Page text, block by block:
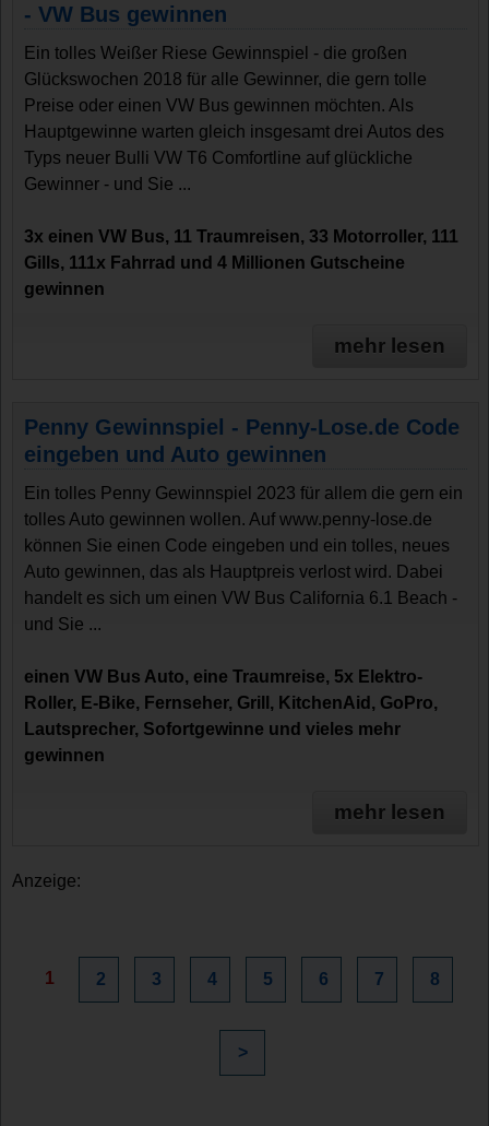
- VW Bus gewinnen
Ein tolles Weißer Riese Gewinnspiel - die großen
Glückswochen 2018 für alle Gewinner, die gern tolle
Preise oder einen VW Bus gewinnen möchten. Als
Hauptgewinne warten gleich insgesamt drei Autos des
Typs neuer Bulli VW T6 Comfortline auf glückliche
Gewinner - und Sie ...
3x einen VW Bus, 11 Traumreisen, 33 Motorroller, 111
Gills, 111x Fahrrad und 4 Millionen Gutscheine
gewinnen
mehr lesen
Penny Gewinnspiel - Penny-Lose.de Code
eingeben und Auto gewinnen
Ein tolles Penny Gewinnspiel 2023 für allem die gern ein
tolles Auto gewinnen wollen. Auf www.penny-lose.de
können Sie einen Code eingeben und ein tolles, neues
Auto gewinnen, das als Hauptpreis verlost wird. Dabei
handelt es sich um einen VW Bus California 6.1 Beach -
und Sie ...
einen VW Bus Auto, eine Traumreise, 5x Elektro-
Roller, E-Bike, Fernseher, Grill, KitchenAid, GoPro,
Lautsprecher, Sofortgewinne und vieles mehr
gewinnen
mehr lesen
Anzeige:
1 2 3 4 5 6 7 8
>